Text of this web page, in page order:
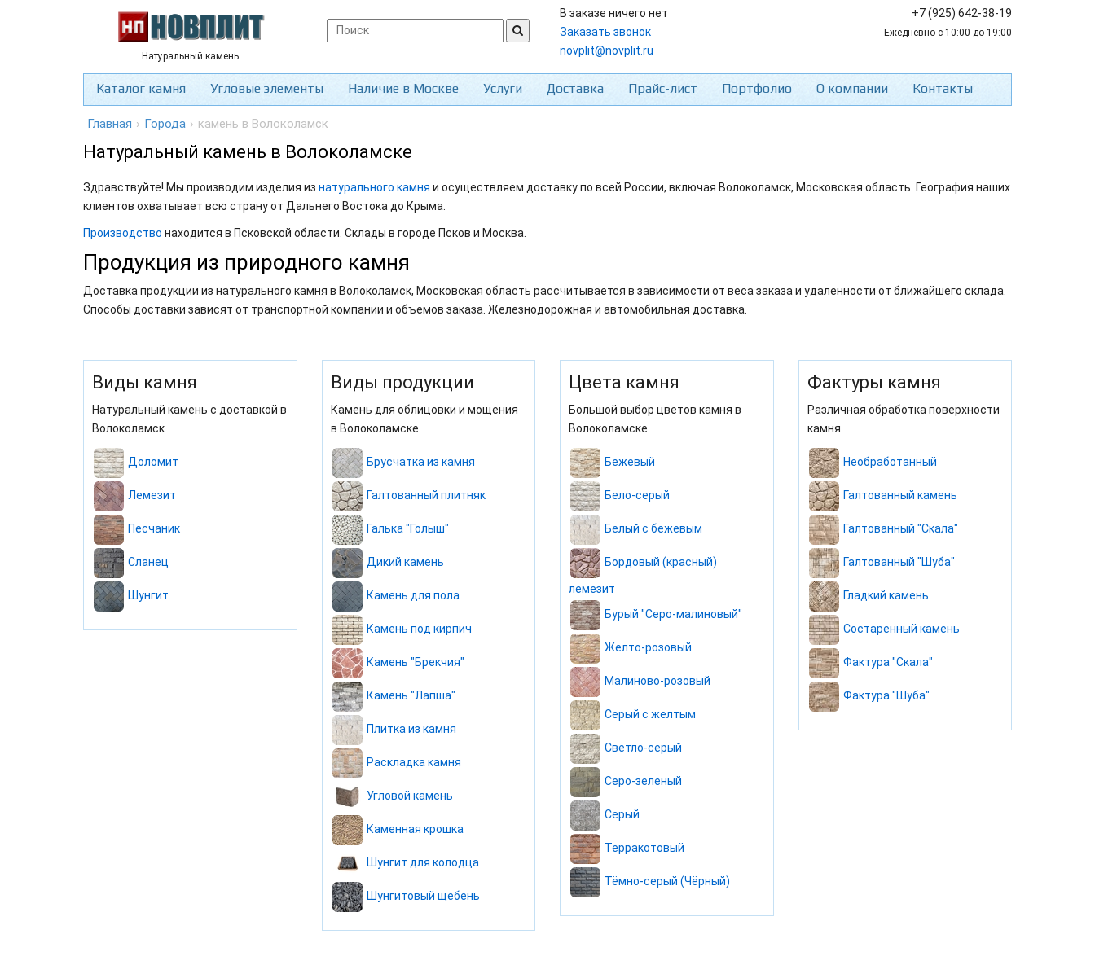
Натуральный камень
В заказе ничего нет
Заказать звонок
novplit@novplit.ru
+7 (925) 642-38-19
Ежедневно с 10:00 до 19:00
Каталог камня Угловые элементы Наличие в Москве Услуги Доставка Прайс-лист Портфолио О компании Контакты
Главная › Города › камень в Волоколамск
Натуральный камень в Волоколамске
Здравствуйте! Мы производим изделия из натурального камня и осуществляем доставку по всей России, включая Волоколамск, Московская область. География наших
клиентов охватывает всю страну от Дальнего Востока до Крыма.
Производство находится в Псковской области. Склады в городе Псков и Москва.
Продукция из природного камня
Доставка продукции из натурального камня в Волоколамск, Московская область рассчитывается в зависимости от веса заказа и удаленности от ближайшего склада.
Способы доставки зависят от транспортной компании и объемов заказа. Железнодорожная и автомобильная доставка.
Виды камня
Натуральный камень с доставкой в
Волоколамск
Доломит
Лемезит
Песчаник
Сланец
Шунгит
Виды продукции
Камень для облицовки и мощения
в Волоколамске
Брусчатка из камня
Галтованный плитняк
Галька "Голыш"
Дикий камень
Камень для пола
Камень под кирпич
Камень "Брекчия"
Камень "Лапша"
Плитка из камня
Раскладка камня
Угловой камень
Каменная крошка
Шунгит для колодца
Шунгитовый щебень
Цвета камня
Большой выбор цветов камня в
Волоколамске
Бежевый
Бело-серый
Белый с бежевым
Бордовый (красный)
лемезит
Бурый "Серо-малиновый"
Желто-розовый
Малиново-розовый
Серый с желтым
Светло-серый
Серо-зеленый
Серый
Терракотовый
Тёмно-серый (Чёрный)
Фактуры камня
Различная обработка поверхности
камня
Необработанный
Галтованный камень
Галтованный "Скала"
Галтованный "Шуба"
Гладкий камень
Состаренный камень
Фактура "Скала"
Фактура "Шуба"